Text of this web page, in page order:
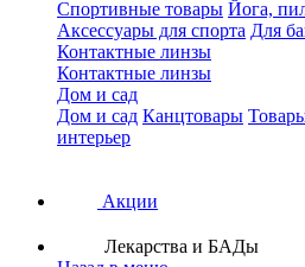
Спортивные товары Йога,
Аксессуары для спорта Для
Контактные линзы
Контактные линзы
Дом и сад
Дом и сад Канцтовары
интерьер
Акции
Лекарства и БАДы